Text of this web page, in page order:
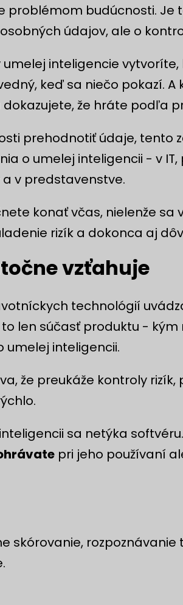
problémom budúcnosti. Je
údajov, ale o
inteligencie
keď sa niečo pokazí.
že hráte podľa
prehodnotiť údaje, tento
o umelej inteligencii - v
v predstavenstve.
konať včas, nielenže
rizík a dokonca aj
vzťahuje
technológií
len súčasť produktu - kým
umelej inteligencii.
že preukáže kontroly
sa netýka
pri jeho používaní
skórovanie,